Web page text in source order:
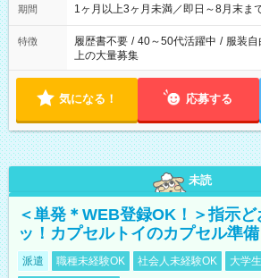
期間 1ヶ月以上3ヶ月未満／即日～8月末ま
特徴 履歴書不要 / 40～50代活躍中 / 服装自
上の大量募集
気になる！ 応募する
未読
＜単発＊WEB登録OK！＞指示
ッ！カプセルトイのカプセル準備
派遣 職種未経験OK 社会人未経験OK 大学